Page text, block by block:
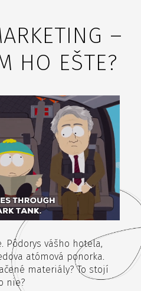
–
HO EŠTE?
Pôdorys vášho hotela,
atómová ponorka.
materiály? To stojí
nie?